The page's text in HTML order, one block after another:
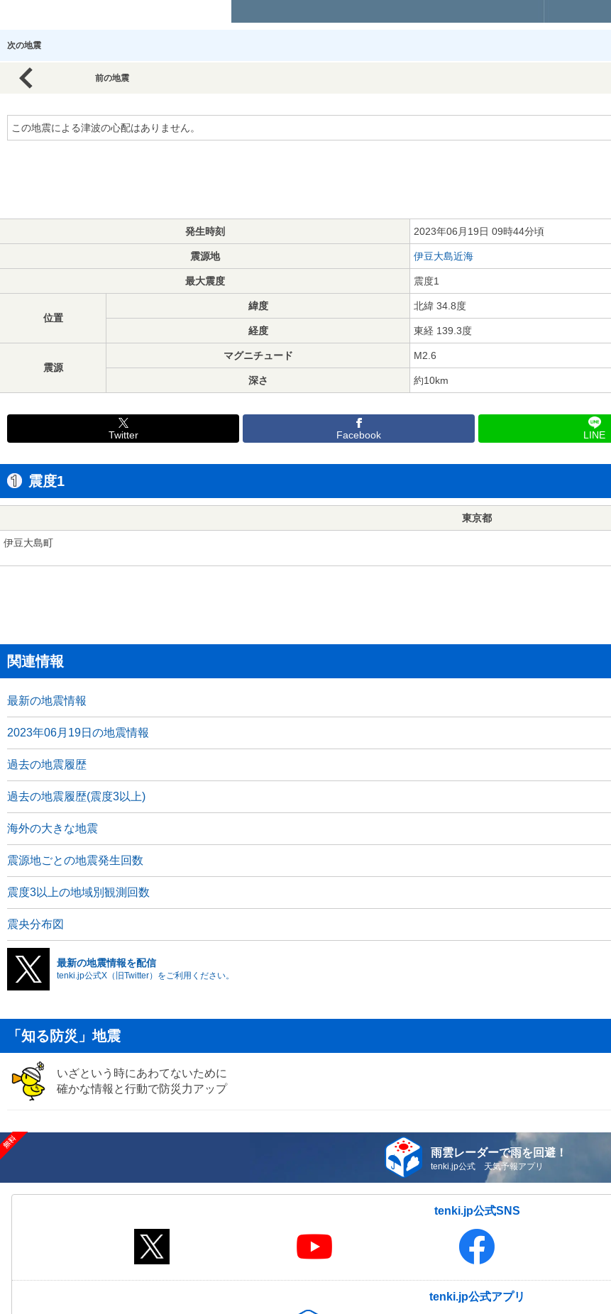
次の地震
前の地震
この地震による津波の心配はありません。
発生時刻 2023年06月19日 09時44分頃
震源地 伊豆大島近海
最大震度 震度1
位置
緯度 北緯 34.8度
経度 東経 139.3度
震源
マグニチュード M2.6
深さ 約10km
Twitter Facebook LINE
震度1
東京都
伊豆大島町
関連情報
最新の地震情報
2023年06月19日の地震情報
過去の地震履歴
過去の地震履歴(震度3以上)
海外の大きな地震
震源地ごとの地震発生回数
震度3以上の地域別観測回数
震央分布図
最新の地震情報を配信
tenki.jp公式X（旧Twitter）をご利用ください。
「知る防災」地震
いざという時にあわてないために
確かな情報と行動で防災力アップ
雨雲レーダーで雨を回避！
tenki.jp公式 天気予報アプリ
tenki.jp公式SNS
tenki.jp公式アプリ